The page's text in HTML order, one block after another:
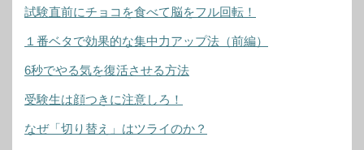
試験直前にチョコを食べて脳をフル回転！
１番ベタで効果的な集中力アップ法（前編）
6秒でやる気を復活させる方法
受験生は顔つきに注意しろ！
なぜ「切り替え」はツライのか？